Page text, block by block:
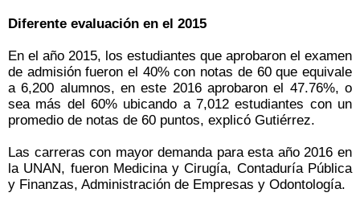
Diferente evaluación en el 2015
En el año 2015, los estudiantes que aprobaron el examen
de admisión fueron el 40% con notas de 60 que equivale
a 6,200 alumnos, en este 2016 aprobaron el 47.76%, o
sea más del 60% ubicando a 7,012 estudiantes con un
promedio de notas de 60 puntos, explicó Gutiérrez.
Las carreras con mayor demanda para esta año 2016 en
la UNAN, fueron Medicina y Cirugía, Contaduría Pública
y Finanzas, Administración de Empresas y Odontología.